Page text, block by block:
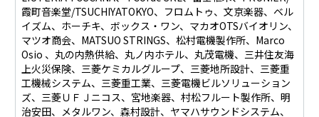
霞町音楽堂/TSUCHIYATOKYO、フロムトゥ、文京楽器、ベル
イズム、ホーチキ、ボックス・ワン、マカオOTSバイオリン、
マツオ商会、MATSUO STRINGS、松村電機製作所、Marco
Osio 、丸の内熱供給、丸ノ内ホテル、丸茂電機、三井住友海
上火災保険、三菱ケミカルグループ、三菱地所設計、三菱重
工機械システム、三菱重工業、三菱電機ビルソリューション
ズ、三菱ＵＦＪニコス、宮地楽器、村松フルート製作所、明
治安田、メタルワン、森村設計、ヤマハサウンドシステム、